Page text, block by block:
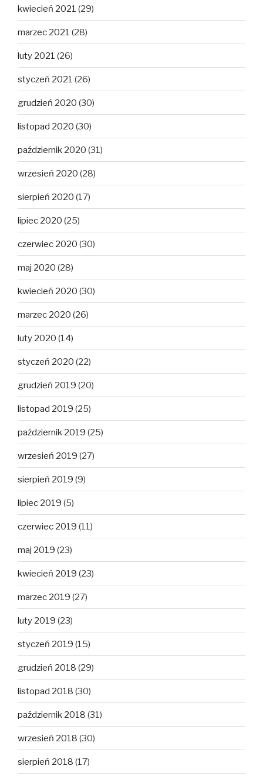
kwiecień 2021 (29)
marzec 2021 (28)
luty 2021 (26)
styczeń 2021 (26)
grudzień 2020 (30)
listopad 2020 (30)
październik 2020 (31)
wrzesień 2020 (28)
sierpień 2020 (17)
lipiec 2020 (25)
czerwiec 2020 (30)
maj 2020 (28)
kwiecień 2020 (30)
marzec 2020 (26)
luty 2020 (14)
styczeń 2020 (22)
grudzień 2019 (20)
listopad 2019 (25)
październik 2019 (25)
wrzesień 2019 (27)
sierpień 2019 (9)
lipiec 2019 (5)
czerwiec 2019 (11)
maj 2019 (23)
kwiecień 2019 (23)
marzec 2019 (27)
luty 2019 (23)
styczeń 2019 (15)
grudzień 2018 (29)
listopad 2018 (30)
październik 2018 (31)
wrzesień 2018 (30)
sierpień 2018 (17)